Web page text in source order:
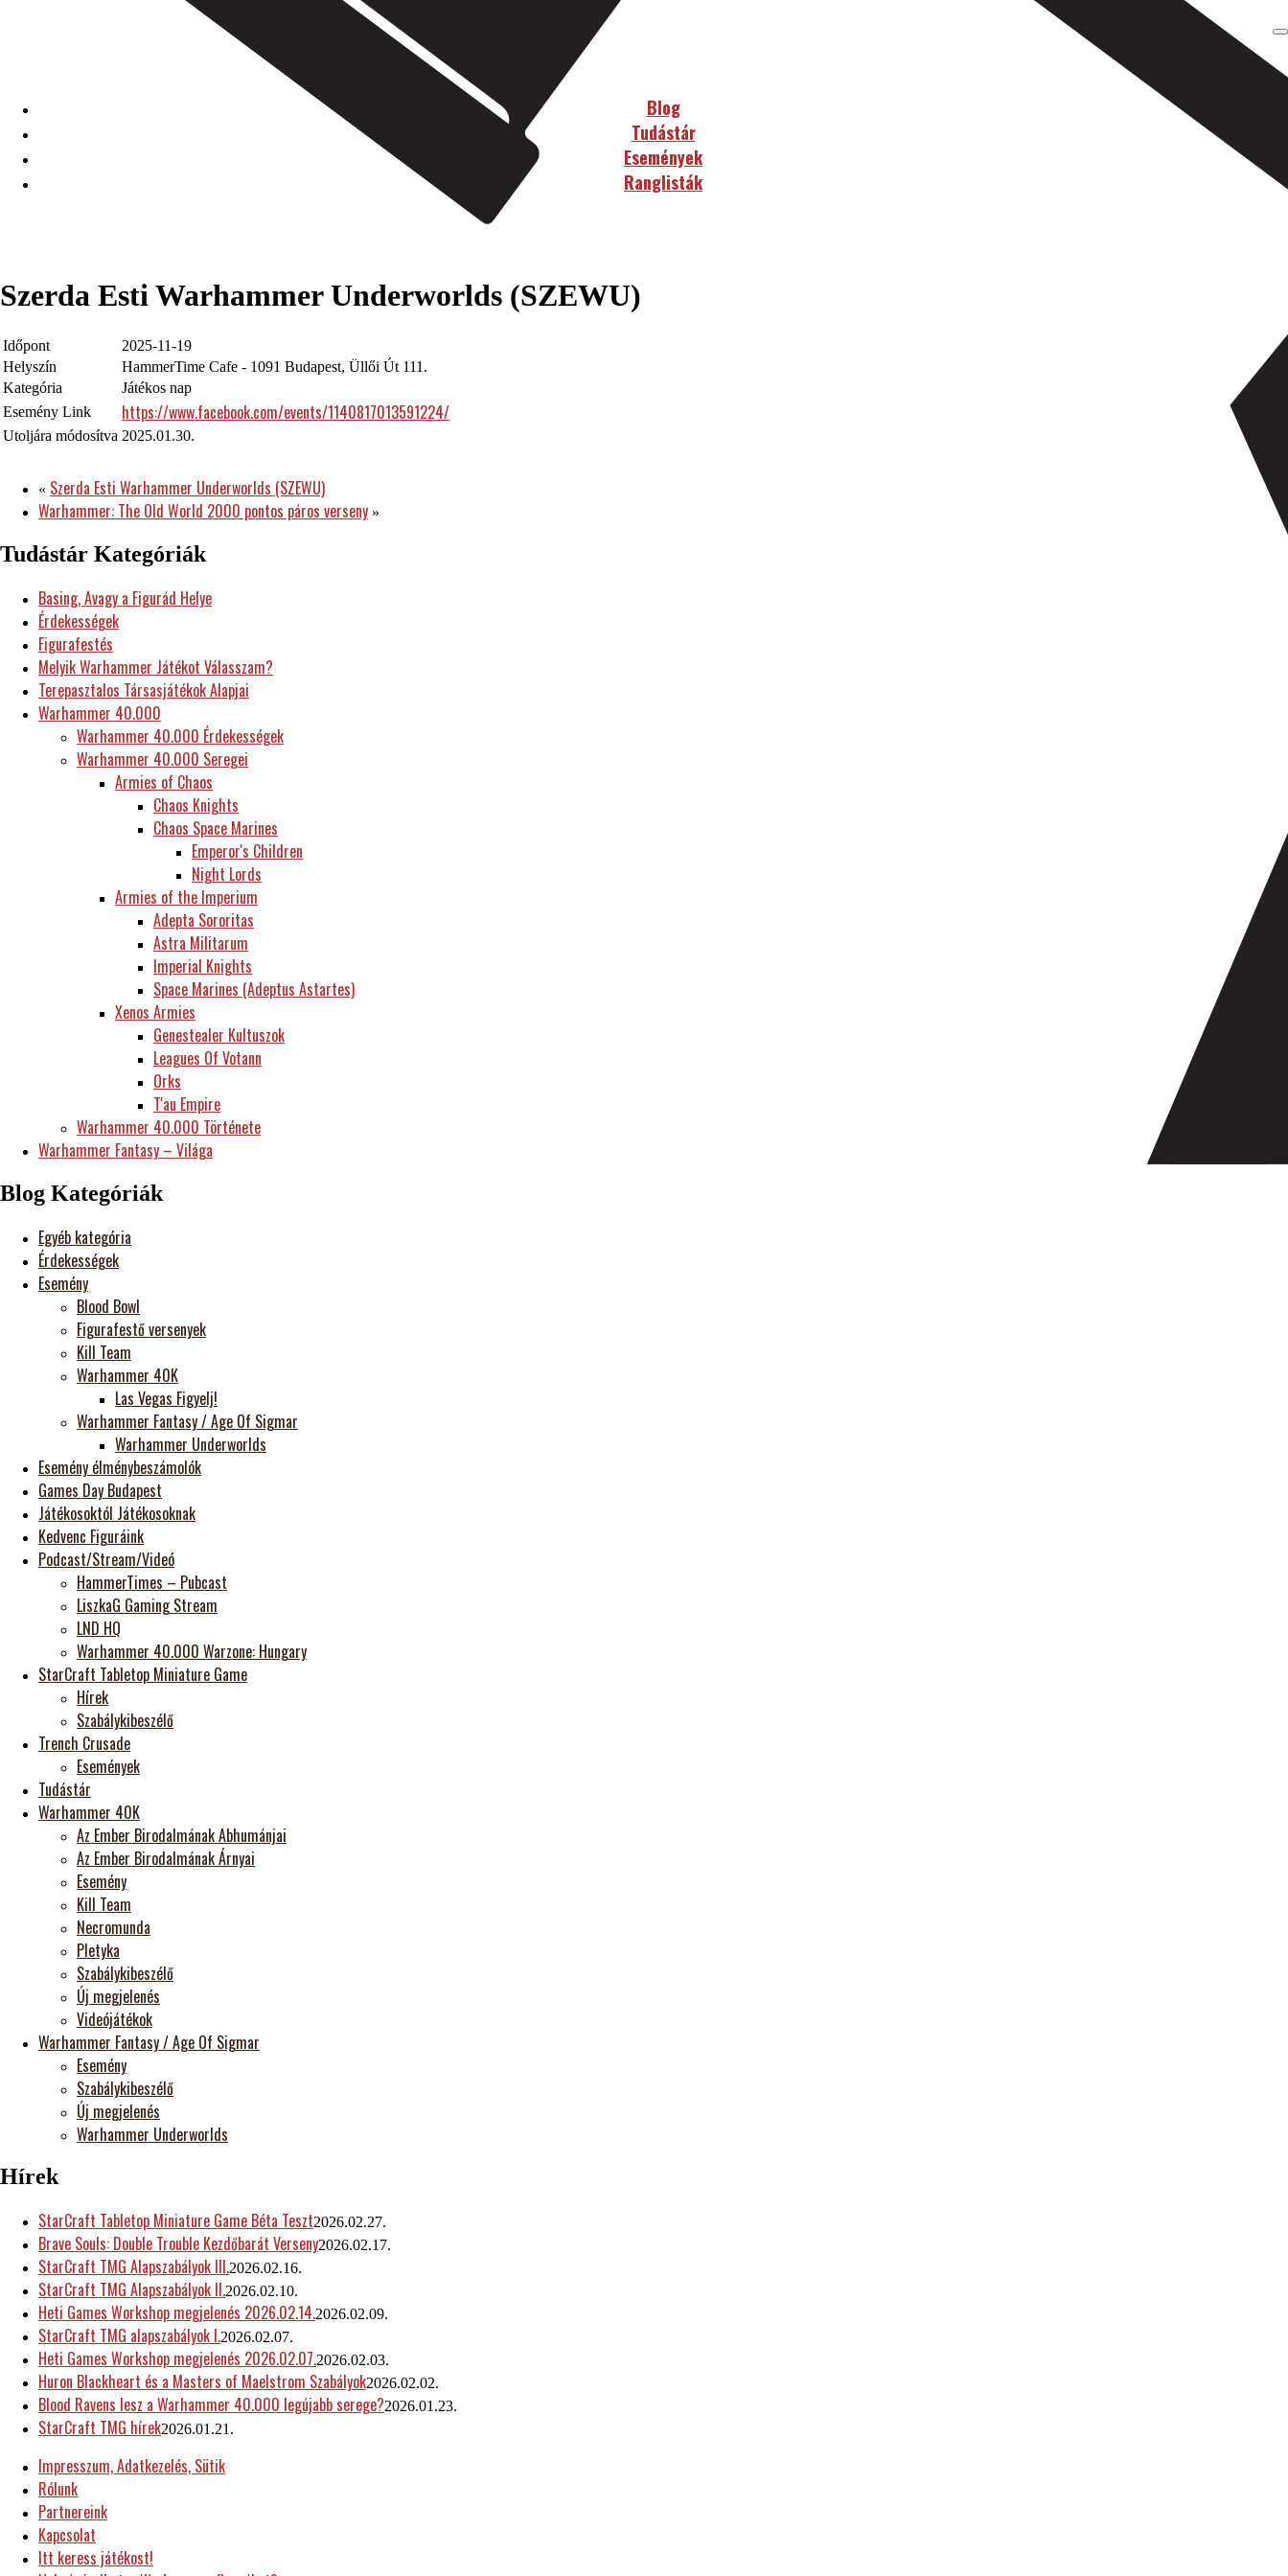
Blog
Tudástár
Események
Ranglisták
Szerda Esti Warhammer Underworlds (SZEWU)
Időpont
2025-11-19
Helyszín
HammerTime Cafe - 1091 Budapest, Üllői Út 111.
Kategória
Játékos nap
Esemény Link
https://www.facebook.com/events/1140817013591224/
Utoljára módosítva 2025.01.30.
« Szerda Esti Warhammer Underworlds (SZEWU)
Warhammer: The Old World 2000 pontos páros verseny »
Tudástár Kategóriák
Basing, Avagy a Figurád Helye
Érdekességek
Figurafestés
Melyik Warhammer Játékot Válasszam?
Terepasztalos Társasjátékok Alapjai
Warhammer 40.000
Warhammer 40.000 Érdekességek
Warhammer 40.000 Seregei
Armies of Chaos
Chaos Knights
Chaos Space Marines
Emperor's Children
Night Lords
Armies of the Imperium
Adepta Sororitas
Astra Militarum
Imperial Knights
Space Marines (Adeptus Astartes)
Xenos Armies
Genestealer Kultuszok
Leagues Of Votann
Orks
T'au Empire
Warhammer 40.000 Története
Warhammer Fantasy – Világa
Blog Kategóriák
Egyéb kategória
Érdekességek
Esemény
Blood Bowl
Figurafestő versenyek
Kill Team
Warhammer 40K
Las Vegas Figyelj!
Warhammer Fantasy / Age Of Sigmar
Warhammer Underworlds
Esemény élménybeszámolók
Games Day Budapest
Játékosoktól Játékosoknak
Kedvenc Figuráink
Podcast/Stream/Videó
HammerTimes – Pubcast
LiszkaG Gaming Stream
LND HQ
Warhammer 40.000 Warzone: Hungary
StarCraft Tabletop Miniature Game
Hírek
Szabálykibeszélő
Trench Crusade
Események
Tudástár
Warhammer 40K
Az Ember Birodalmának Abhumánjai
Az Ember Birodalmának Árnyai
Esemény
Kill Team
Necromunda
Pletyka
Szabálykibeszélő
Új megjelenés
Videójátékok
Warhammer Fantasy / Age Of Sigmar
Esemény
Szabálykibeszélő
Új megjelenés
Warhammer Underworlds
Hírek
StarCraft Tabletop Miniature Game Béta Teszt2026.02.27.
Brave Souls: Double Trouble Kezdőbarát Verseny2026.02.17.
StarCraft TMG Alapszabályok III.2026.02.16.
StarCraft TMG Alapszabályok II.2026.02.10.
Heti Games Workshop megjelenés 2026.02.14.2026.02.09.
StarCraft TMG alapszabályok I.2026.02.07.
Heti Games Workshop megjelenés 2026.02.07.2026.02.03.
Huron Blackheart és a Masters of Maelstrom Szabályok2026.02.02.
Blood Ravens lesz a Warhammer 40.000 legújabb serege?2026.01.23.
StarCraft TMG hírek2026.01.21.
Impresszum, Adatkezelés, Sütik
Rólunk
Partnereink
Kapcsolat
Itt keress játékost!